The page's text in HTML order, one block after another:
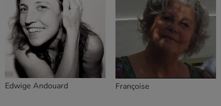
Edwige Andouard Françoise